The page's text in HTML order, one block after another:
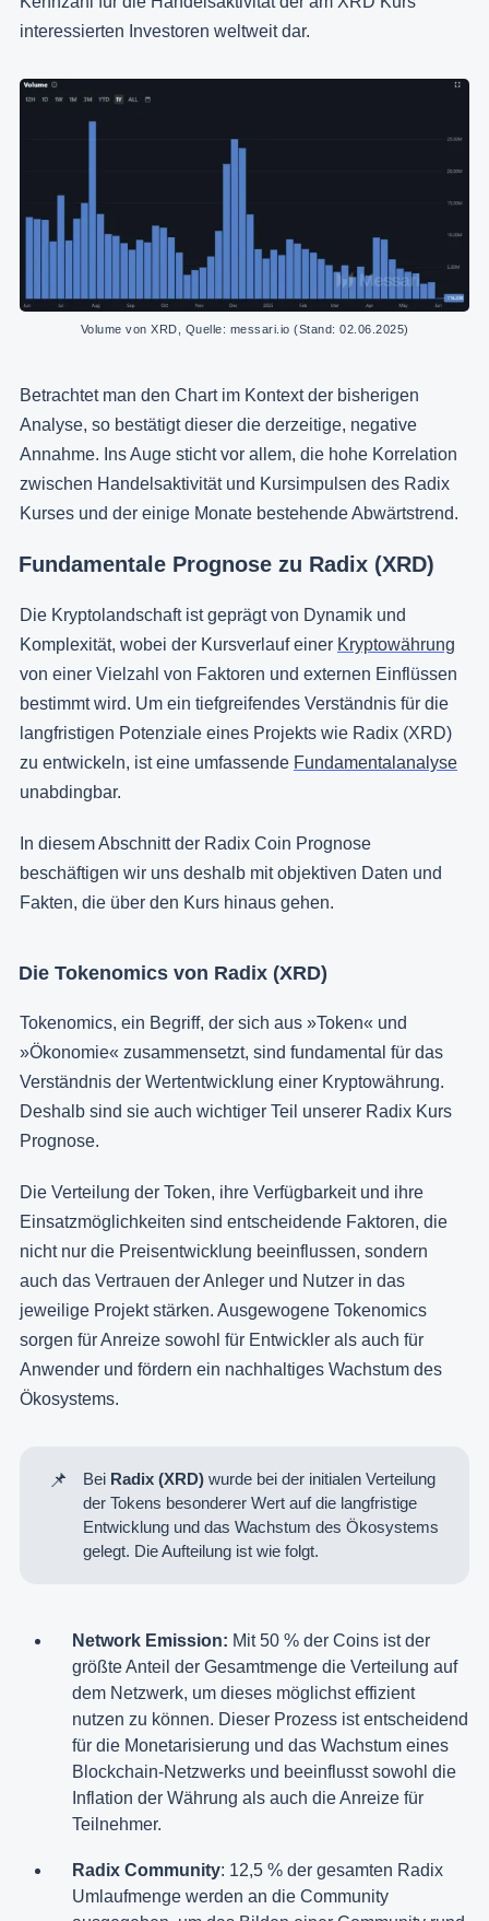
interessierten Investoren weltweit dar.
Volume von XRD, Quelle: messari.io (Stand: 02.06.2025)
Betrachtet man den Chart im Kontext der bisherigen
Analyse, so bestätigt dieser die derzeitige, negative
Annahme. Ins Auge sticht vor allem, die hohe Korrelation
zwischen Handelsaktivität und Kursimpulsen des Radix
Kurses und der einige Monate bestehende Abwärtstrend.
Fundamentale Prognose zu Radix (XRD)
Die Kryptolandschaft ist geprägt von Dynamik und
Komplexität, wobei der Kursverlauf einer Kryptowährung
von einer Vielzahl von Faktoren und externen Einflüssen
bestimmt wird. Um ein tiefgreifendes Verständnis für die
langfristigen Potenziale eines Projekts wie Radix (XRD)
zu entwickeln, ist eine umfassende Fundamentalanalyse
unabdingbar.
In diesem Abschnitt der Radix Coin Prognose
beschäftigen wir uns deshalb mit objektiven Daten und
Fakten, die über den Kurs hinaus gehen.
Die Tokenomics von Radix (XRD)
Tokenomics, ein Begriff, der sich aus »Token« und
»Ökonomie« zusammensetzt, sind fundamental für das
Verständnis der Wertentwicklung einer Kryptowährung.
Deshalb sind sie auch wichtiger Teil unserer Radix Kurs
Prognose.
Die Verteilung der Token, ihre Verfügbarkeit und ihre
Einsatzmöglichkeiten sind entscheidende Faktoren, die
nicht nur die Preisentwicklung beeinflussen, sondern
auch das Vertrauen der Anleger und Nutzer in das
jeweilige Projekt stärken. Ausgewogene Tokenomics
sorgen für Anreize sowohl für Entwickler als auch für
Anwender und fördern ein nachhaltiges Wachstum des
Ökosystems.
📌 Bei Radix (XRD) wurde bei der initialen Verteilung
der Tokens besonderer Wert auf die langfristige
Entwicklung und das Wachstum des Ökosystems
gelegt. Die Aufteilung ist wie folgt.
Network Emission: Mit 50 % der Coins ist der
größte Anteil der Gesamtmenge die Verteilung auf
dem Netzwerk, um dieses möglichst effizient
nutzen zu können. Dieser Prozess ist entscheidend
für die Monetarisierung und das Wachstum eines
Blockchain-Netzwerks und beeinflusst sowohl die
Inflation der Währung als auch die Anreize für
Teilnehmer.
Radix Community: 12,5 % der gesamten Radix
Umlaufmenge werden an die Community